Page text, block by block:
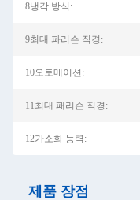
8냉각 방식:
9최대 파리슨 직경:
10오토메이션:
11최대 패리슨 직경:
12가소화 능력:
제품 장점